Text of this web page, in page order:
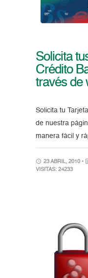
Solicita
Crédito
través de
Solicita tu
de nuestra
manera fácil y
23 ABRIL, 2010 •
VISITAS: 24233